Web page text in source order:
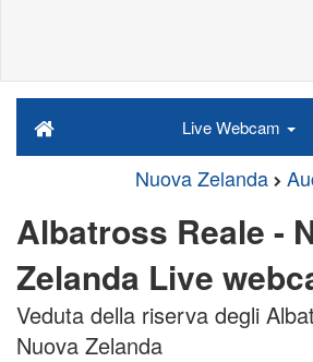
Live Webcam
Nuova Zelanda
Albatross Reale -
Zelanda Live
Veduta della riserva degli
Nuova Zelanda